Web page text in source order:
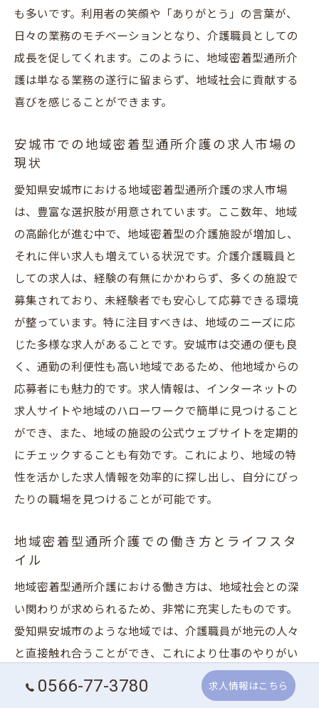
も多いです。利用者の笑顔や「ありがとう」の言葉が、
日々の業務のモチベーションとなり、介護職員としての
成長を促してくれます。このように、地域密着型通所介
護は単なる業務の遂行に留まらず、地域社会に貢献する
喜びを感じることができます。
安城市での地域密着型通所介護の求人市場の
現状
愛知県安城市における地域密着型通所介護の求人市場
は、豊富な選択肢が用意されています。ここ数年、地域
の高齢化が進む中で、地域密着型の介護施設が増加し、
それに伴い求人も増えている状況です。介護介護職員と
しての求人は、経験の有無にかかわらず、多くの施設で
募集されており、未経験者でも安心して応募できる環境
が整っています。特に注目すべきは、地域のニーズに応
じた多様な求人があることです。安城市は交通の便も良
く、通勤の利便性も高い地域であるため、他地域からの
応募者にも魅力的です。求人情報は、インターネットの
求人サイトや地域のハローワークで簡単に見つけること
ができ、また、地域の施設の公式ウェブサイトを定期的
にチェックすることも有効です。これにより、地域の特
性を活かした求人情報を効率的に探し出し、自分にぴっ
たりの職場を見つけることが可能です。
地域密着型通所介護での働き方とライフスタ
イル
地域密着型通所介護における働き方は、地域社会との深
い関わりが求められるため、非常に充実したものです。
愛知県安城市のような地域では、介護職員が地元の人々
と直接触れ合うことができ、これにより仕事のやりがい
を感じることができます。また、地域密着型通所介護
は、柔軟な働き方を提供し、ワークライフバランスを保
0566-77-3780 求人情報はこちら